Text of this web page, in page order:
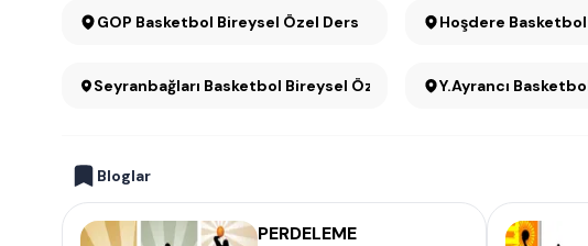
GOP Basketbol Bireysel Özel Ders Hoşdere Basketbol
Seyranbağları Basketbol Bireysel Özel Ders Y.Ayrancı
Bloglar
PERDELEME